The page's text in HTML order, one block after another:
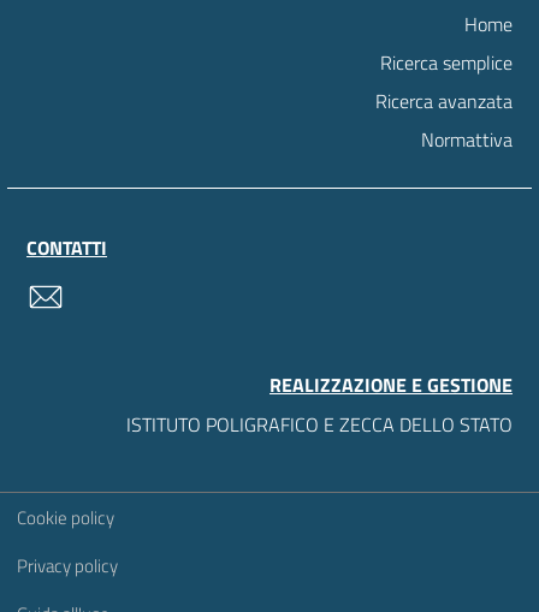
Home
Ricerca semplice
Ricerca avanzata
Normattiva
CONTATTI
REALIZZAZIONE E GESTIONE
ISTITUTO POLIGRAFICO E ZECCA DELLO STATO
Sezione Link Utili
Cookie policy
Privacy policy